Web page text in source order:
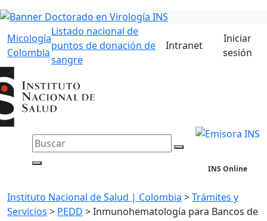
Micología
Colombia
Listado nacional de
puntos de donación de
sangre
Intranet
Iniciar
sesión
INS Online
Instituto Nacional de Salud | Colombia >Trámites y
Servicios > PEDD >Inmunohematología para Bancos de